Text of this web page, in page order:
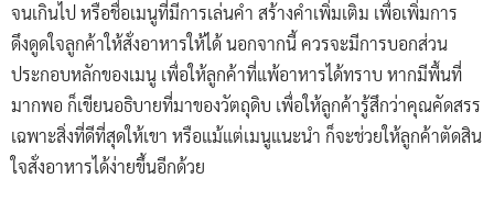
จนเกินไป หรือชื่อเมนูที่มีการเล่นคำ สร้างคำเพิ่มเติม เพื่อเพิ่มการ
ดึงดูดใจลูกค้าให้สั่งอาหารให้ได้ นอกจากนี้ ควรจะมีการบอกส่วน
ประกอบหลักของเมนู เพื่อให้ลูกค้าที่แพ้อาหารได้ทราบ หากมีพื้นที่
มากพอ ก็เขียนอธิบายที่มาของวัตถุดิบ เพื่อให้ลูกค้ารู้สึกว่าคุณคัดสรร
เฉพาะสิ่งที่ดีที่สุดให้เขา หรือแม้แต่เมนูแนะนำ ก็จะช่วยให้ลูกค้าตัดสิน
ใจสั่งอาหารได้ง่ายขึ้นอีกด้วย